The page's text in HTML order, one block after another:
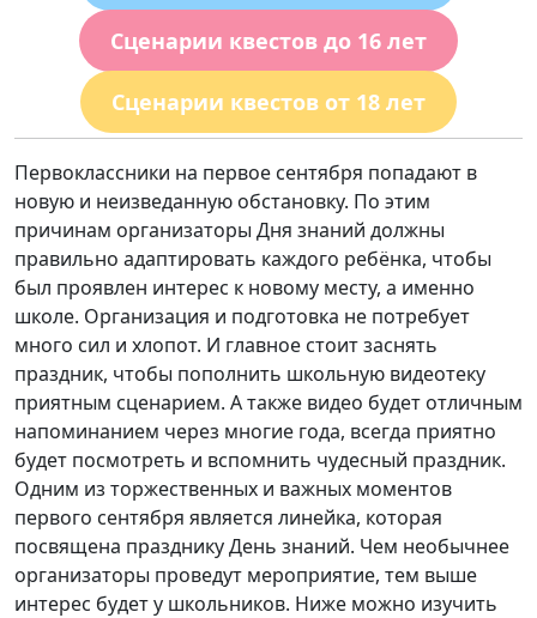
Сценарии квестов до 16 лет
Сценарии квестов от 18 лет
Первоклассники на первое сентября попадают в
новую и неизведанную обстановку. По этим
причинам организаторы Дня знаний должны
правильно адаптировать каждого ребёнка, чтобы
был проявлен интерес к новому месту, а именно
школе. Организация и подготовка не потребует
много сил и хлопот. И главное стоит заснять
праздник, чтобы пополнить школьную видеотеку
приятным сценарием. А также видео будет отличным
напоминанием через многие года, всегда приятно
будет посмотреть и вспомнить чудесный праздник.
Одним из торжественных и важных моментов
первого сентября является линейка, которая
посвящена празднику День знаний. Чем необычнее
организаторы проведут мероприятие, тем выше
интерес будет у школьников. Ниже можно изучить